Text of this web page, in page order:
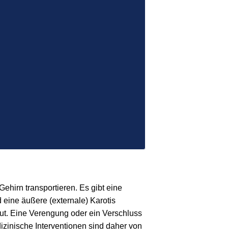
transportieren. Es gibt eine
äußere (externale) Karotis
Eine Verengung oder ein Verschluss
Interventionen sind daher von